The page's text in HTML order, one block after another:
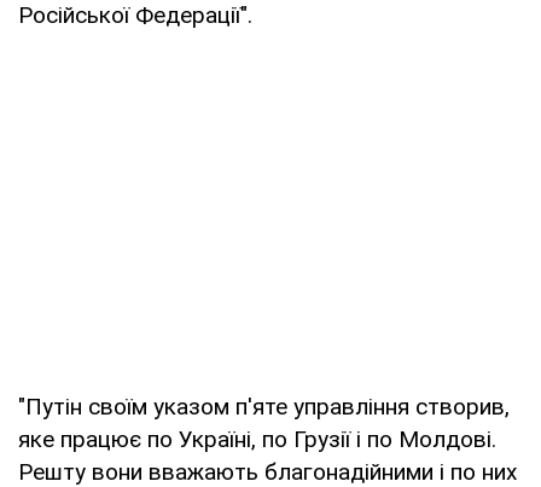
Російської Федерації".
"Путін своїм указом п'яте управління створив,
яке працює по Україні, по Грузії і по Молдові.
Решту вони вважають благонадійними і по них